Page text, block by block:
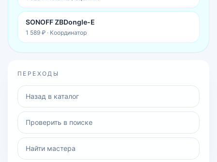
SONOFF ZBDongle-E
1 589 ₽ · Координатор
ПЕРЕХОДЫ
Назад в каталог
Проверить в поиске
Найти мастера